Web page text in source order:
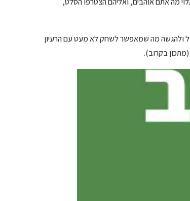
ולהגשה מה שמאפשר לשחק לא מעט עם הרעיון
בקרוב).